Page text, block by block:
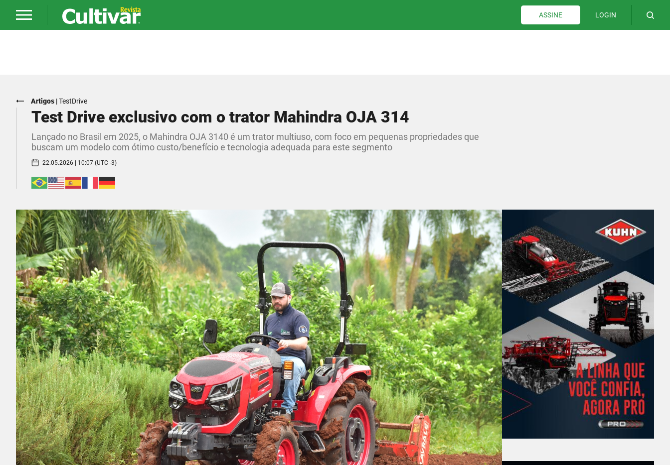
ASSINE LOGIN
Artigos |TestDrive
Test Drive exclusivo com o trator Mahindra OJA 314
Lançado no Brasil em 2025, o Mahindra OJA 3140 é um trator multiuso, com foco em pequenas propriedades que
buscam um modelo com ótimo custo/benefício e tecnologia adequada para este segmento
22.05.2026 | 10:07 (UTC -3)